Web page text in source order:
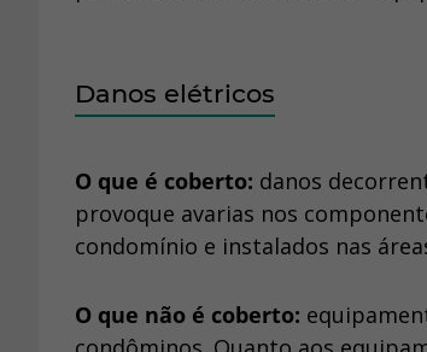
Danos elétricos
O que é coberto: danos
provoque avarias nos
condomínio e instalados nas
O que não é coberto: